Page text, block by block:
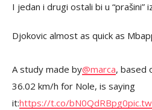
I jedan i drugi ostali bi u “prašini”
Djokovic almost as quick as
A study made by@marca, based
36.02 km/h for Nole, is saying
it:https://t.co/bN0QdRBpg0